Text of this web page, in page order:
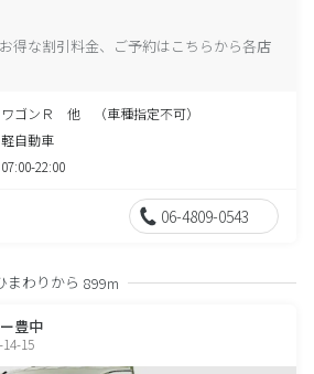
得な割引料金、ご予約はこちらから各店
ワゴンＲ 他 （車種指定不可）
軽自動車
07:00-22:00
06-4809-0543
まわりから 899m
豊中
15